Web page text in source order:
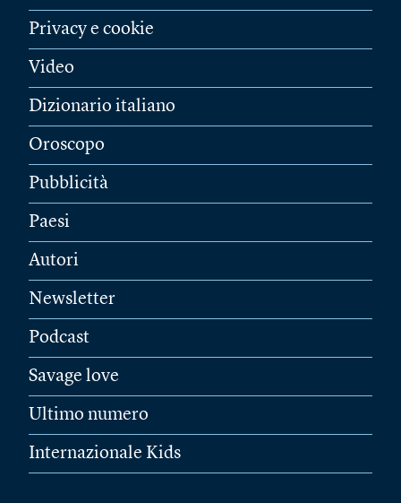
Privacy e cookie
Video
Dizionario italiano
Oroscopo
Pubblicità
Paesi
Autori
Newsletter
Podcast
Savage love
Ultimo numero
Internazionale Kids